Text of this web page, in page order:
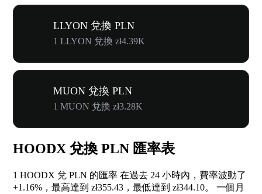
LLYON 兌換 PLN
1 LLYON 兌換 zł4.39K
MUON 兌換 PLN
1 MUON 兌換 zł3.28K
HOODX 兌換 PLN 匯率表
1 HOODX 兌 PLN 的匯率 在過去 24 小時內，費率波動了
+1.16% ，最高達到 zł355.43，最低達到 zł344.10。 一個月